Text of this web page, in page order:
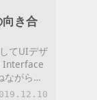
き合
てUIデザ
Interface
がら、
計の観点